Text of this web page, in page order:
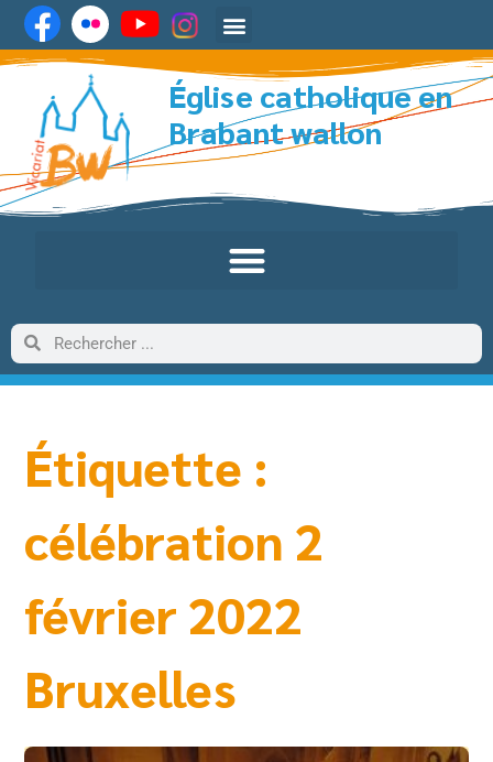
Église catholique en
Brabant wallon
Étiquette :
célébration 2
février 2022
Bruxelles